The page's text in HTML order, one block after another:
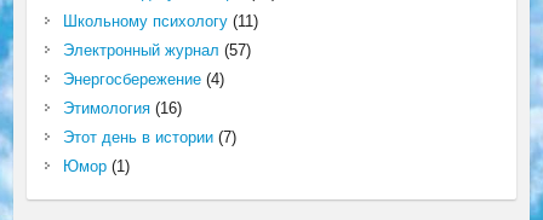
Школьному психологу(11)
Электронный журнал (57)
Энергосбережение(4)
Этимология(16)
Этот день в истории(7)
Юмор(1)